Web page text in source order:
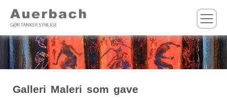
Galleri Maleri som gave